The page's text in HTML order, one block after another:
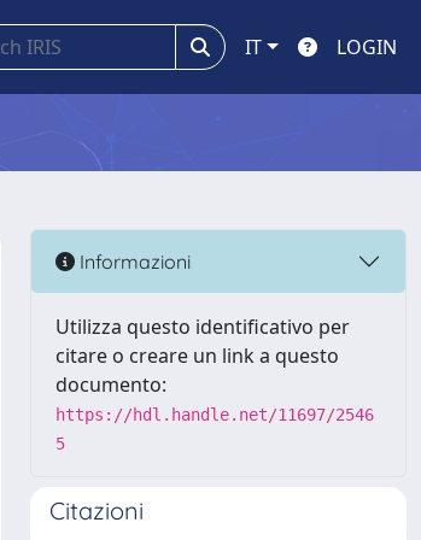
IT LOGIN
Informazioni
Utilizza questo identificativo per
citare o creare un link a questo
documento:
https://hdl.handle.net/11697/2546
5
Citazioni